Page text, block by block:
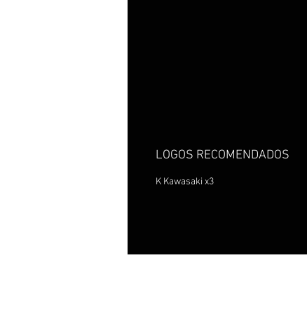
LOGOS RECOMENDADOS
K Kawasaki x3